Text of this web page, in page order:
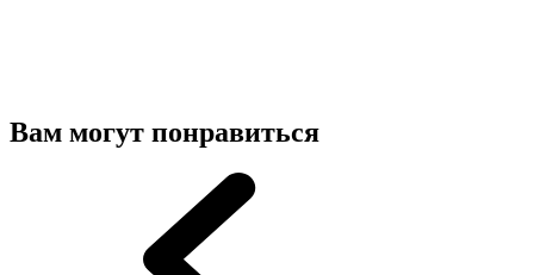
Вам могут понравиться